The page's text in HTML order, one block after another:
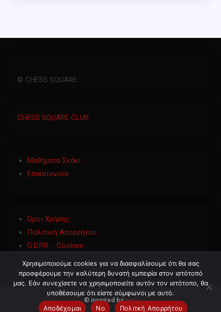
© CHESS SQUARE
CHESS SQUARE CLUB
Μαθήματα Σκάκι
Επικοινωνία
Όροι Χρήσης
Πολιτική Απορρήτου
G.D.P.R. - Cookies
© inspired bylynx
Χρησιμοποιούμε cookies για να διασφαλίσουμε ότι θα σας
προσφέρουμε την καλύτερη δυνατή εμπειρία στον ιστότοπό
μας. Εάν συνεχίσετε να χρησιμοποιείτε αυτόν τον ιστότοπο, θα
υποθέσουμε ότι είστε σύμφωνοι με αυτό.
Αποδέχομαι
No Πολιτκή Απορρήτου